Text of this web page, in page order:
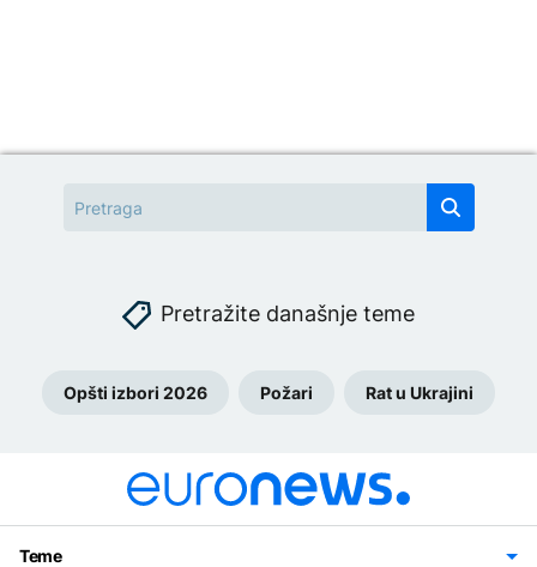
Pretražite današnje teme
Opšti izbori 2026 Požari Rat u Ukrajini
Teme